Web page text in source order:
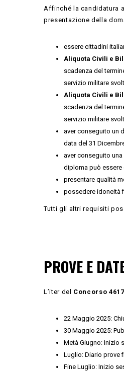
Affinché la candidatura
presentazione della
essere cittadini
Aliquota Civili e
scadenza del
servizio militare
Aliquota Civili e
scadenza del
servizio militare
aver conseguito un
data del 31
aver conseguito
diploma può essere
presentare qualità
possedere idoneità
Tutti gli altri requisiti
PROVE E
L’iter del Concorso
22 Maggio 2025:
30 Maggio 2025:
Metà Giugno: Inizio
Luglio: Diario prove
Fine Luglio: Inizio